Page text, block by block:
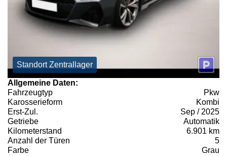
Standort Zentrallager
Allgemeine Daten:
Fahrzeugtyp
Pkw
Karosserieform
Kombi
Erst-Zul.
Sep / 2025
Getriebe
Automatik
Kilometerstand
6.901 km
Anzahl der Türen
5
Farbe
Grau